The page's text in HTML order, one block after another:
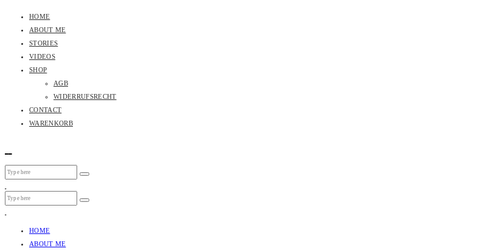
HOME
ABOUT ME
STORIES
VIDEOS
SHOP
AGB
WIDERRUFSRECHT
CONTACT
WARENKORB
HOME
ABOUT ME